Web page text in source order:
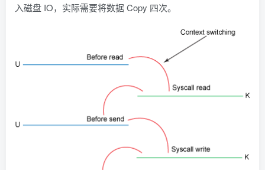
入磁盘 IO，实际需要将数据 Copy 四次。